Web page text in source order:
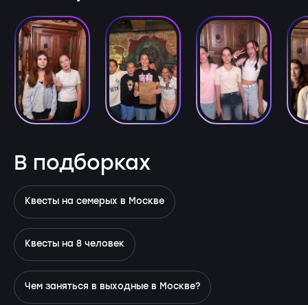
В подборках
Квесты на семерых в Москве
Квесты на 8 человек
Чем заняться в выходные в Москве?